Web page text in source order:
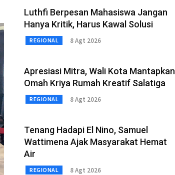
Luthfi Berpesan Mahasiswa Jangan
Hanya Kritik, Harus Kawal Solusi
REGIONAL 8 Agt 2026
Apresiasi Mitra, Wali Kota Mantapkan
Omah Kriya Rumah Kreatif Salatiga
REGIONAL 8 Agt 2026
Tenang Hadapi El Nino, Samuel
Wattimena Ajak Masyarakat Hemat
Air
REGIONAL 8 Agt 2026